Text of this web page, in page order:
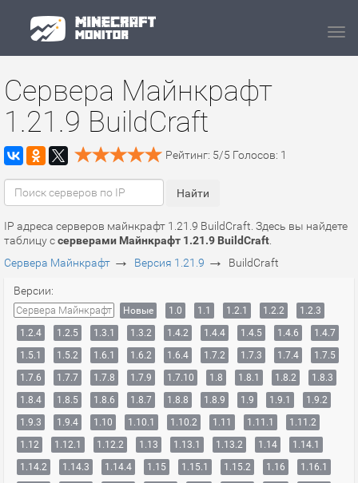
Сервера Майнкрафт
1.21.9 BuildCraft
Рейтинг: 5/5 Голосов: 1
IP адреса серверов майнкрафт 1.21.9 BuildCraft. Здесь вы найдете
таблицу ссерверами Майнкрафт 1.21.9 BuildCraft
Сервера Майнкрафт → Версия 1.21.9 → BuildCraft
Версии:
Сервера Майнкрафт Новые 1.0 1.1 1.2.1 1.2.2
1.2.3
1.2.4
1.2.5 1.3.1 1.3.2 1.4.2 1.4.4 1.4.5 1.4.6
1.4.7
1.5.1
1.5.2 1.6.1 1.6.2 1.6.4 1.7.2 1.7.3 1.7.4
1.7.5
1.7.6
1.7.7 1.7.8 1.7.9 1.7.10 1.8 1.8.1 1.8.2
1.8.3
1.8.4
1.8.5 1.8.6 1.8.7 1.8.8 1.8.9 1.9 1.9.1
1.9.2
1.9.3
1.9.4 1.10 1.10.1 1.10.2 1.11 1.11.1
1.11.2
1.12
1.12.1 1.12.2 1.13 1.13.1 1.13.2 1.14
1.14.1
1.14.2
1.14.3 1.14.4 1.15 1.15.1 1.15.2 1.16
1.16.1